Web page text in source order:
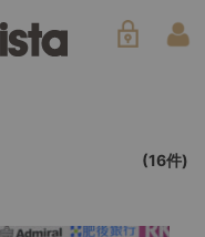
(16件)